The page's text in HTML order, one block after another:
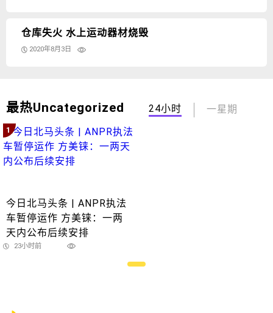
仓库失火 水上运动器材烧毁
2020年8月3日
最热Uncategorized 24小时 一星期
1
今日北马头条 | ANPR执法
车暂停运作 方美铼：一两
天内公布后续安排
23小时前